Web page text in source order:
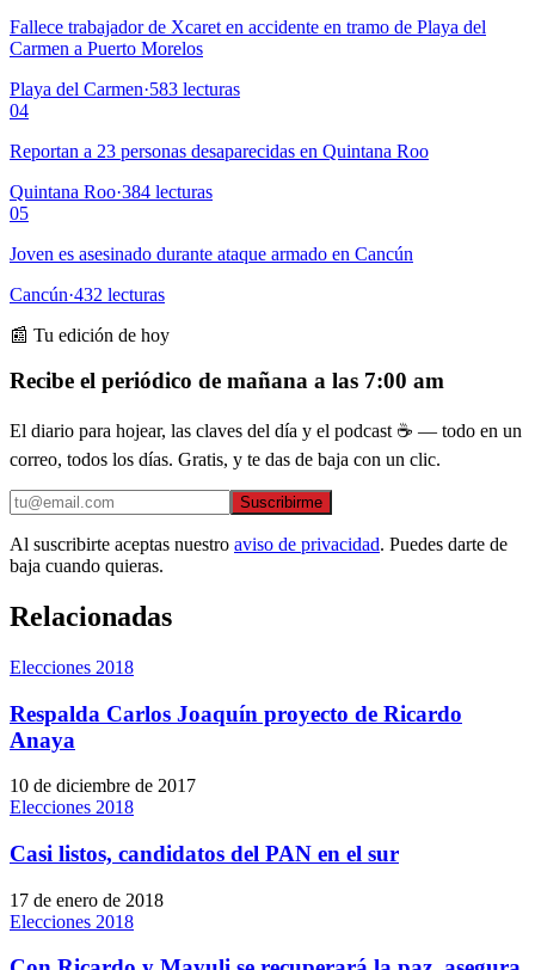
Fallece trabajador de Xcaret en accidente en tramo de Playa del
Carmen a Puerto Morelos
Playa del Carmen·583 lecturas
04
Reportan a 23 personas desaparecidas en Quintana Roo
Quintana Roo·384 lecturas
05
Joven es asesinado durante ataque armado en Cancún
Cancún·432 lecturas
📰 Tu edición de hoy
Recibe el periódico de mañana a las 7:00 am
El diario para hojear, las claves del día y el podcast ☕ — todo en un
correo, todos los días. Gratis, y te das de baja con un clic.
Suscribirme
Al suscribirte aceptas nuestro aviso de privacidad. Puedes darte de
baja cuando quieras.
Relacionadas
Elecciones 2018
Respalda Carlos Joaquín proyecto de Ricardo
Anaya
10 de diciembre de 2017
Elecciones 2018
Casi listos, candidatos del PAN en el sur
17 de enero de 2018
Elecciones 2018